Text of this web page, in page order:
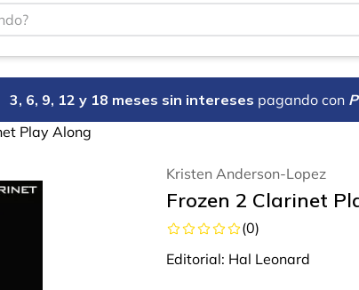
3, 6, 9, 12 y 18 meses sin intereses pagando con
Play Along
Kristen Anderson-Lopez
Frozen 2 Clarinet
(0)
Editorial: Hal Leonard